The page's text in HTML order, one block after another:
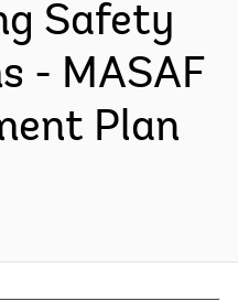
Safety
- MASAF
Plan